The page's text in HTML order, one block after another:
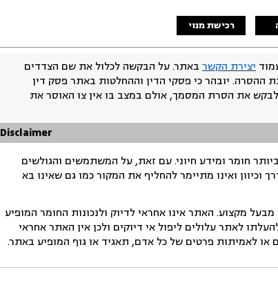
רכישת מנוי
יצירת הקשר באתר. על הבקשה לכלול את שם הצדדים
ההסרה. יובהר כי פסקי הדין וההחלטות באתר פסק דין
את הסרת המסמך, אולם במצב בו אין צו האוסר את
Disclaimer
חומר ומידע חיוני. עם זאת, על המשתמשים והגולשים
ואינו מתיימר להחליף את המקור כמו גם שאינו בא
מקצוע. האתר אינו אחראי לדיוק ולנכונות החומר המופיע
לאתר עלולים ליפול אי דיוקים ולכן אין האתר אחראי
לאמיתות פרטים של כל אדם, תאגיד או גוף המופיע באתר.